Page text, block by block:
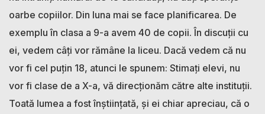
oarbe copiilor. Din luna mai se face planificarea. De
exemplu în clasa a 9-a avem 40 de copii. În discuții cu
ei, vedem câți vor rămâne la liceu. Dacă vedem că nu
vor fi cel puțin 18, atunci le spunem: Stimați elevi, nu
vor fi clase de a X-a, vă direcționăm către alte instituții.
Toată lumea a fost înștiințată, și ei chiar apreciau, că o